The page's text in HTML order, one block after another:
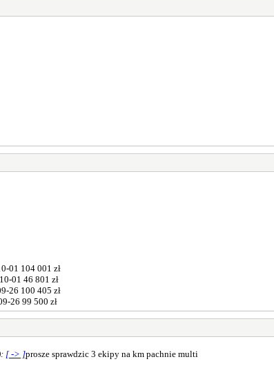
01 104 001 zł
01 46 801 zł
26 100 405 zł
26 99 500 zł
[ -> ]prosze sprawdzic 3 ekipy na km pachnie multi